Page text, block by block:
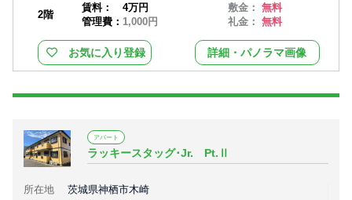
2階
賃料：
4万円
管理費： 1,000円
敷金：無料
礼金：無料
お気に入り登録 詳細・パノラマ画像
アパート
ラッキースタッグ･Jr. Pt.Ⅱ
所在地
茨城県神栖市木崎